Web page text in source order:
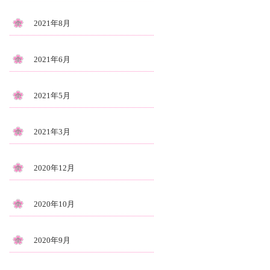
2021年8月
2021年6月
2021年5月
2021年3月
2020年12月
2020年10月
2020年9月